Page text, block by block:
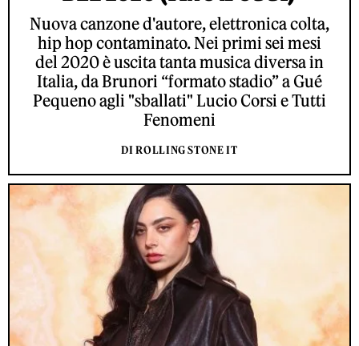
Nuova canzone d'autore, elettronica colta,
hip hop contaminato. Nei primi sei mesi
del 2020 è uscita tanta musica diversa in
Italia, da Brunori “formato stadio” a Gué
Pequeno agli "sballati" Lucio Corsi e Tutti
Fenomeni
DI ROLLING STONE IT